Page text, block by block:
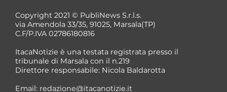
Copyright 2021 © PubliNews S.r.l.s.
via Amendola 33/35, 91025, Marsala(TP)
C.F/P.IVA 02786180816
ItacaNotizie è una testata registrata presso il
tribunale di Marsala con il n.219
Direttore responsabile: Nicola Baldarotta
Email: redazione@itacanotizie.it